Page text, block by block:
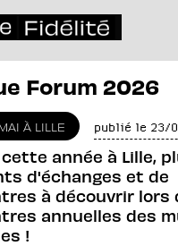
Forum 2026
À LILLE publié le 23/
cette année à Lille,
d'échanges et de
à découvrir lors
annuelles des
!